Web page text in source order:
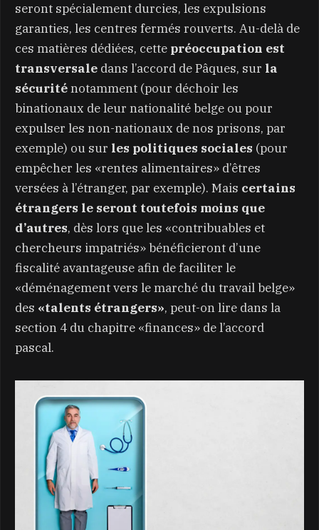
seront spécialement durcies, les expulsions
garanties, les centres fermés rouverts. Au-delà de
ces matières dédiées, cette préoccupation est
transversale dans l’accord de Pâques, sur la
sécuriténotamment (pour déchoir les
binationaux de leur nationalité belge ou pour
expulser les non-nationaux de nos prisons, par
exemple) ou sur les politiques sociales (pour
empêcher les «rentes alimentaires» d’êtres
versées à l’étranger, par exemple). Mais certains
étrangers le seront toutefois moins que
d’autres, dès lors que les «contribuables et
chercheurs impatriés» bénéficieront d’une
fiscalité avantageuse afin de faciliter le
«déménagement vers le marché du travail belge»
des «talents étrangers», peut-on lire dans la
section 4 du chapitre «finances» de l’accord
pascal.